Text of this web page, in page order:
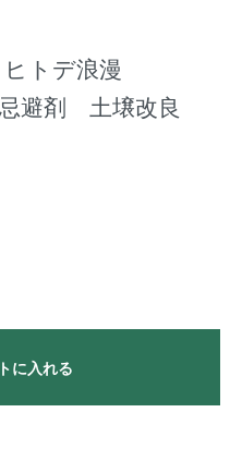
トデ浪漫
避剤 土壌改良
に入れる